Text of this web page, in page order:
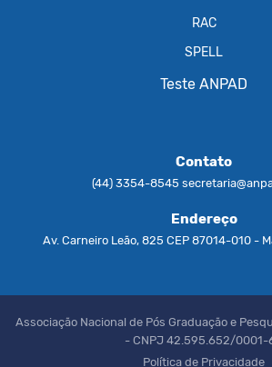
RAC
SPELL
Teste ANPAD
Contato
(44) 3354-8545
Endereço
Av. Carneiro Leão, 825 CEP 87014-010 -
Associação Nacional de Pós Graduação e
- CNPJ 42.595.652/0001-
Política de Privacidade